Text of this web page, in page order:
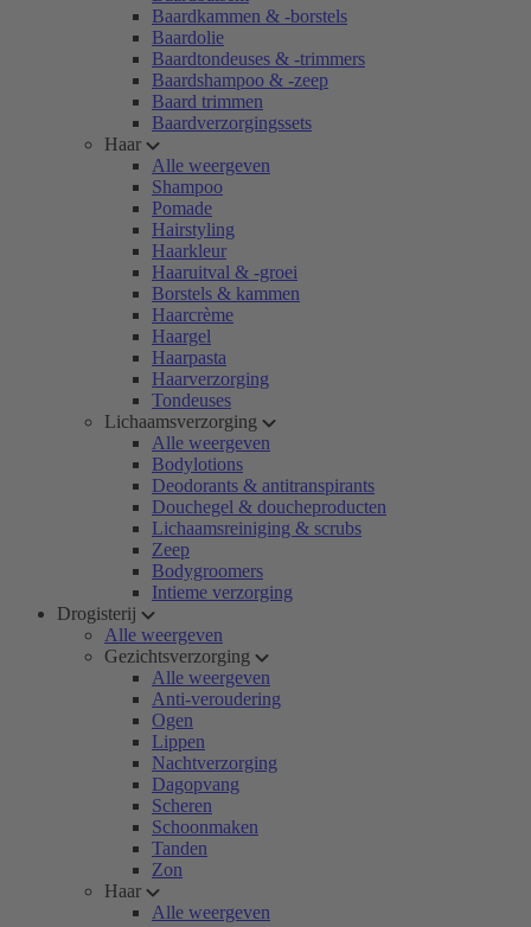
Baardkammen & -borstels
Baardolie
Baardtondeuses & -trimmers
Baardshampoo & -zeep
Baard trimmen
Baardverzorgingssets
Haar
Alle weergeven
Shampoo
Pomade
Hairstyling
Haarkleur
Haaruitval & -groei
Borstels & kammen
Haarcrème
Haargel
Haarpasta
Haarverzorging
Tondeuses
Lichaamsverzorging
Alle weergeven
Bodylotions
Deodorants & antitranspirants
Douchegel & doucheproducten
Lichaamsreiniging & scrubs
Zeep
Bodygroomers
Intieme verzorging
Drogisterij
Alle weergeven
Gezichtsverzorging
Alle weergeven
Anti-veroudering
Ogen
Lippen
Nachtverzorging
Dagopvang
Scheren
Schoonmaken
Tanden
Zon
Haar
Alle weergeven